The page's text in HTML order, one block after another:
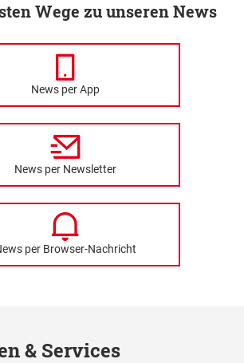
Wege zu unseren News
News per App
News per Newsletter
per Browser-Nachricht
& Services